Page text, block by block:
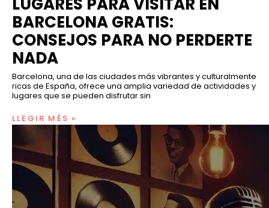
BARCELONA GRATIS:
CONSEJOS PARA NO PERDERTE
NADA
Barcelona, una de las ciudades más vibrantes y culturalmente
ricas de España, ofrece una amplia variedad de actividades y
lugares que se pueden disfrutar sin
LLEGIR MÉS »